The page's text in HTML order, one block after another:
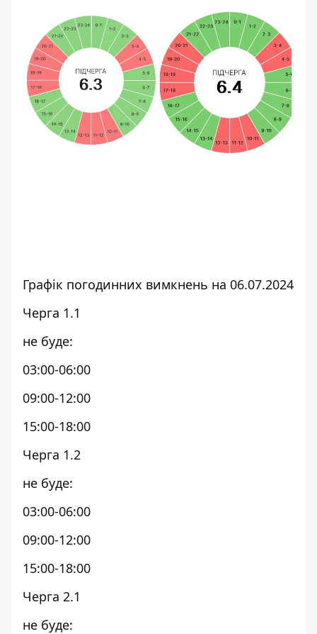
Графік погодинних вимкнень на 06.07.2024
Черга 1.1
не буде:
03:00-06:00
09:00-12:00
15:00-18:00
Черга 1.2
не буде:
03:00-06:00
09:00-12:00
15:00-18:00
Черга 2.1
не буде: